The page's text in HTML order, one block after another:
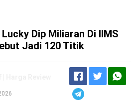
Dip Miliaran Di IIMS
Jadi 120 Titik